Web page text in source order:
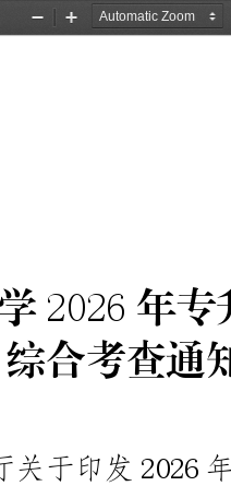
Zoom
Zoom
2026 年专
综合考查通
关 于 印 发 2026